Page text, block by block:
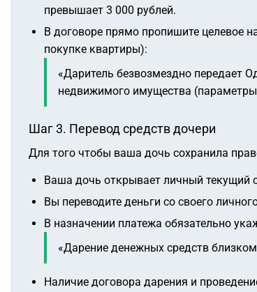
превышает 3 000 рублей.
В договоре прямо пропишите целевое
покупке квартиры):
«Даритель безвозмездно передает
недвижимого имущества
Шаг 3. Перевод средств дочери
Для того чтобы ваша дочь сохранила
Ваша дочь открывает личный текущий
Вы переводите деньги со своего
В назначении платежа обязательно
«Дарение денежных средств
Наличие договора дарения и